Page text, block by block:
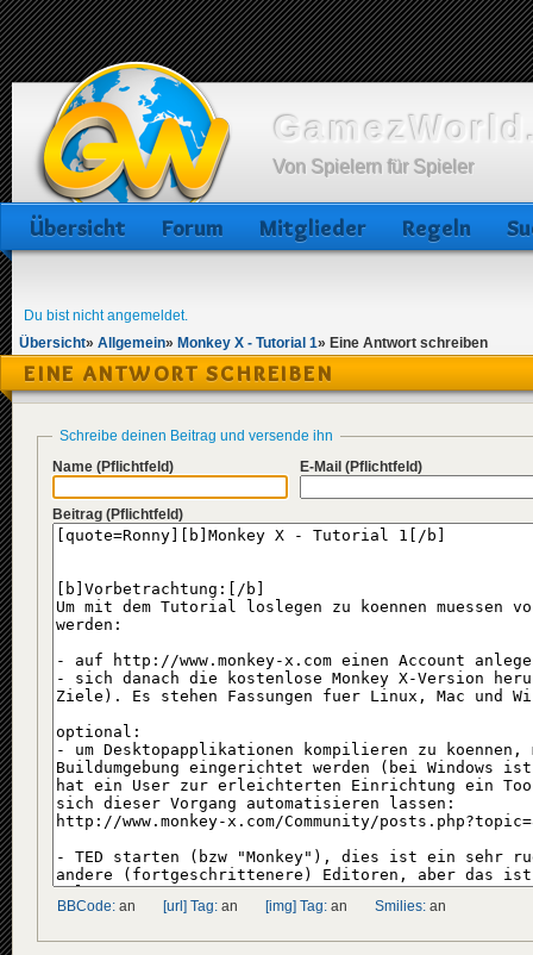
Von Spielern für Spieler
Übersicht Forum Mitglieder Regeln
Du bist nicht angemeldet.
Übersicht» Allgemein» Monkey X - Tutorial 1» Eine Antwort schreiben
EINE ANTWORT SCHREIBEN
Schreibe deinen Beitrag und versende ihn
Name (Pflichtfeld) E-Mail (Pflichtfeld)
Beitrag (Pflichtfeld)
BBCode: an [url] Tag: an [img] Tag: an Smilies: an